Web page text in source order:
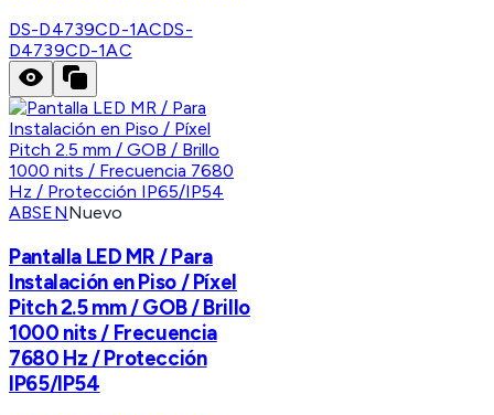
DS-D4739CD-1ACDS-
D4739CD-1AC
ABSENNuevo
Pantalla LED MR / Para
Instalación en Piso / Píxel
Pitch 2.5 mm / GOB / Brillo
1000 nits / Frecuencia
7680 Hz / Protección
IP65/IP54